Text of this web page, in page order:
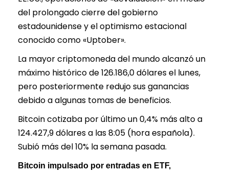
del prolongado cierre del gobierno
estadounidense y el optimismo estacional
conocido como «Uptober».
La mayor criptomoneda del mundo alcanzó un
máximo histórico de 126.186,0 dólares el lunes,
pero posteriormente redujo sus ganancias
debido a algunas tomas de beneficios.
Bitcoin cotizaba por último un 0,4% más alto a
124.427,9 dólares a las 8:05 (hora española).
Subió más del 10% la semana pasada.
Bitcoin impulsado por entradas en ETF,